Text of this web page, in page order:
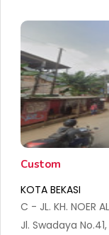
Custom
KOTA BEKASI